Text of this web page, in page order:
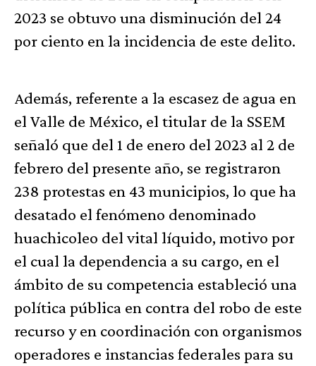
2023 se obtuvo una disminución del 24
por ciento en la incidencia de este delito.
Además, referente a la escasez de agua en
el Valle de México, el titular de la SSEM
señaló que del 1 de enero del 2023 al 2 de
febrero del presente año, se registraron
238 protestas en 43 municipios, lo que ha
desatado el fenómeno denominado
huachicoleo del vital líquido, motivo por
el cual la dependencia a su cargo, en el
ámbito de su competencia estableció una
política pública en contra del robo de este
recurso y en coordinación con organismos
operadores e instancias federales para su